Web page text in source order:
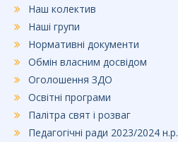
Наш колектив
Наші групи
Нормативні документи
Обмін власним досвідом
Оголошення ЗДО
Освітні програми
Палітра свят і розваг
Педагогічні ради 2023/2024 н.р.